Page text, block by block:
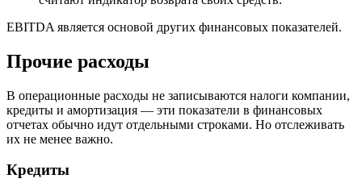
EBITDA является основой других финансовых показателей.
Прочие расходы
В операционные расходы не записываются налоги компании,
кредиты и амортизация — эти показатели в финансовых
отчетах обычно идут отдельными строками. Но отслеживать
их не менее важно.
Кредиты